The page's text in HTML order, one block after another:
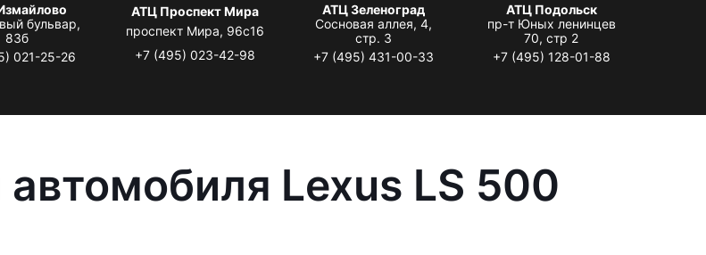
бульвар,
83б
021-25-26
АТЦ Проспект Мира
проспект Мира, 96с16
+7 (495) 023-42-98
АТЦ Зеленоград
Сосновая аллея, 4,
стр. 3
+7 (495) 431-00-33
АТЦ Подольск
пр-т Юных ленинцев
70, стр 2
+7 (495) 128-01-88
Lexus LS 500